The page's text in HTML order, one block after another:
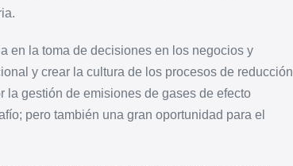
en la toma de decisiones en los negocios y
y crear la cultura de los procesos de reducción
gestión de emisiones de gases de efecto
pero también una gran oportunidad para el